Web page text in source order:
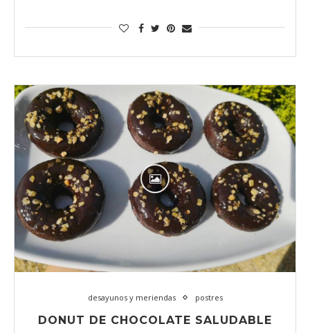
desayunos y meriendas postres
DONUT DE CHOCOLATE SALUDABLE